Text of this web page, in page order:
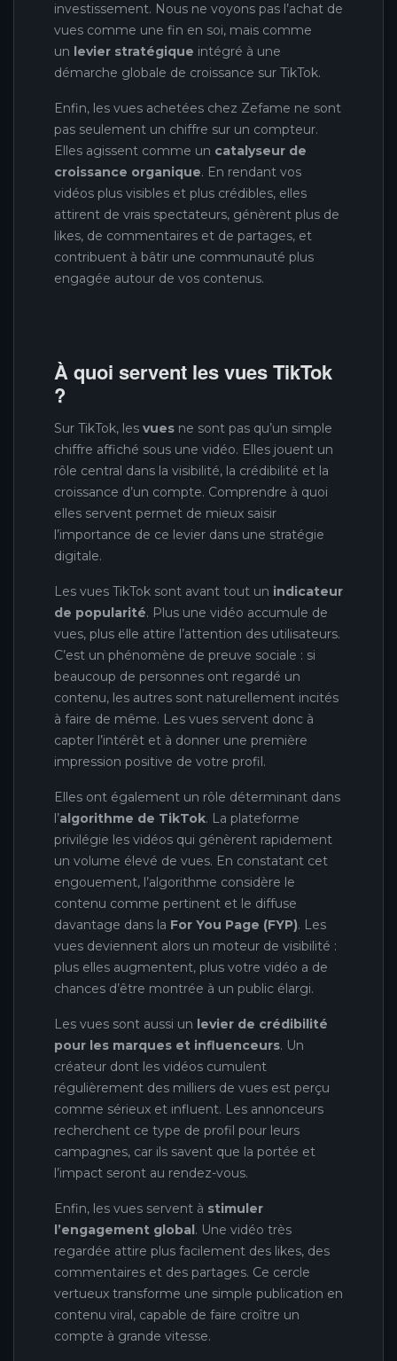
investissement. Nous ne voyons pas l’achat de
vues comme une fin en soi, mais comme
un levier stratégique intégré à une
démarche globale de croissance sur TikTok.
Enfin, les vues achetées chez Zefame ne sont
pas seulement un chiffre sur un compteur.
Elles agissent comme un catalyseur de
croissance organique. En rendant vos
vidéos plus visibles et plus crédibles, elles
attirent de vrais spectateurs, génèrent plus de
likes, de commentaires et de partages, et
contribuent à bâtir une communauté plus
engagée autour de vos contenus.
À quoi servent les vues TikTok
?
Sur TikTok, les vues ne sont pas qu’un simple
chiffre affiché sous une vidéo. Elles jouent un
rôle central dans la visibilité, la crédibilité et la
croissance d’un compte. Comprendre à quoi
elles servent permet de mieux saisir
l’importance de ce levier dans une stratégie
digitale.
Les vues TikTok sont avant tout un indicateur
de popularité. Plus une vidéo accumule de
vues, plus elle attire l’attention des utilisateurs.
C’est un phénomène de preuve sociale : si
beaucoup de personnes ont regardé un
contenu, les autres sont naturellement incités
à faire de même. Les vues servent donc à
capter l’intérêt et à donner une première
impression positive de votre profil.
Elles ont également un rôle déterminant dans
l’algorithme de TikTok. La plateforme
privilégie les vidéos qui génèrent rapidement
un volume élevé de vues. En constatant cet
engouement, l’algorithme considère le
contenu comme pertinent et le diffuse
davantage dans la For You Page (FYP). Les
vues deviennent alors un moteur de visibilité :
plus elles augmentent, plus votre vidéo a de
chances d’être montrée à un public élargi.
Les vues sont aussi un levier de crédibilité
pour les marques et influenceurs. Un
créateur dont les vidéos cumulent
régulièrement des milliers de vues est perçu
comme sérieux et influent. Les annonceurs
recherchent ce type de profil pour leurs
campagnes, car ils savent que la portée et
l’impact seront au rendez-vous.
Enfin, les vues servent à stimuler
l’engagement global. Une vidéo très
regardée attire plus facilement des likes, des
commentaires et des partages. Ce cercle
vertueux transforme une simple publication en
contenu viral, capable de faire croître un
compte à grande vitesse.